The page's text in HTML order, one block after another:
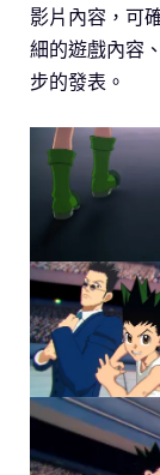
影片內容，可
細的遊戲內容
步的發表。